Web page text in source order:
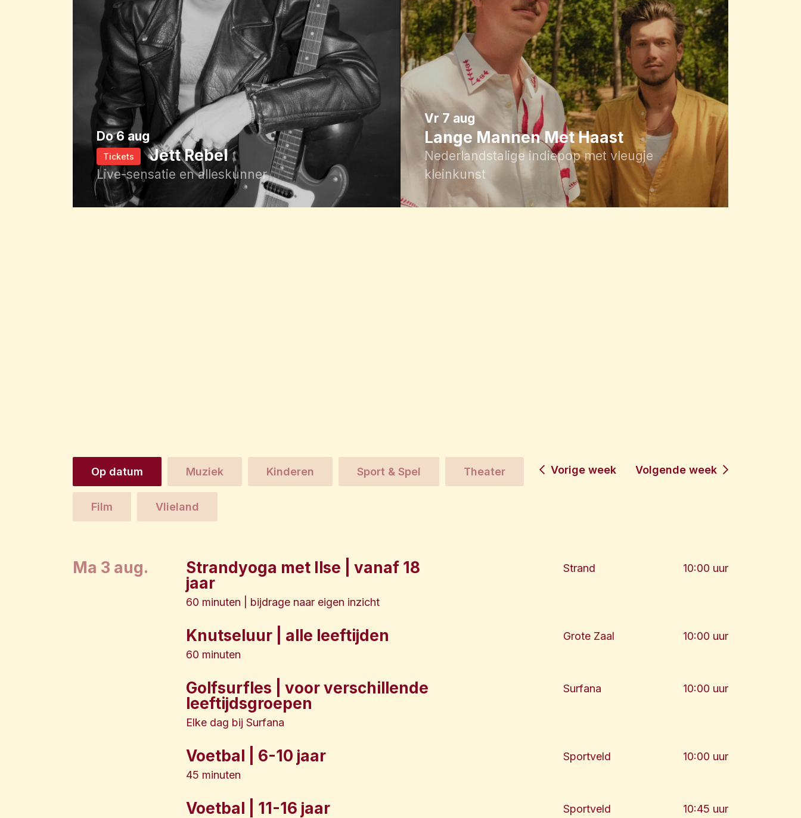
do 6 aug
Tickets Jett Rebel
Live-sensatie en alleskunner
vr 7 aug
Lange Mannen Met Haast
Nederlandstalige indiepop met vleugje
kleinkunst
Op datum Muziek Kinderen Sport & Spel Theater
Film Vlieland
Vorige week Volgende week
ma 3 aug.
Strandyoga met Ilse | vanaf 18
jaar
60 minuten | bijdrage naar eigen inzicht
Strand 10:00 uur
Knutseluur | alle leeftijden
60 minuten
Grote Zaal 10:00 uur
Golfsurfles | voor verschillende
leeftijdsgroepen
Elke dag bij Surfana
Surfana 10:00 uur
Voetbal | 6-10 jaar
45 minuten
Sportveld 10:00 uur
Voetbal | 11-16 jaar Sportveld 10:45 uur